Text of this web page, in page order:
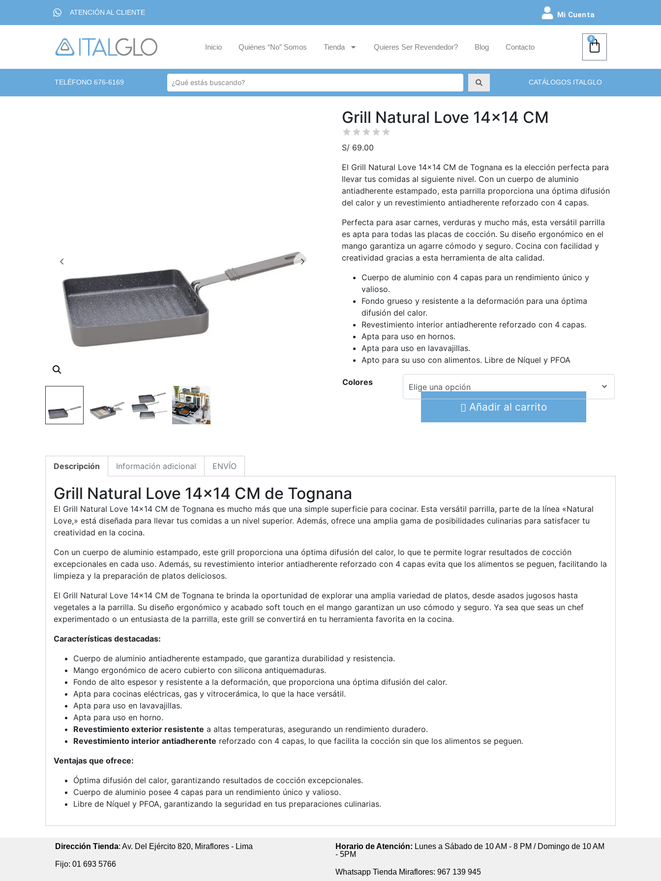
ATENCIÓN AL CLIENTE Mi Cuenta
Inicio Quiénes “No” Somos Tienda Quieres Ser Revendedor? Blog Contacto
0
TELÉFONO 676-6169 CATÁLOGOS ITALGLO
Grill Natural Love 14×14 CM
S/ 69.00
El Grill Natural Love 14×14 CM de Tognana es la elección perfecta para
llevar tus comidas al siguiente nivel. Con un cuerpo de aluminio
antiadherente estampado, esta parrilla proporciona una óptima difusión
del calor y un revestimiento antiadherente reforzado con 4 capas.
Perfecta para asar carnes, verduras y mucho más, esta versátil parrilla
es apta para todas las placas de cocción. Su diseño ergonómico en el
mango garantiza un agarre cómodo y seguro. Cocina con facilidad y
creatividad gracias a esta herramienta de alta calidad.
Cuerpo de aluminio con 4 capas para un rendimiento único y
valioso.
Fondo grueso y resistente a la deformación para una óptima
difusión del calor.
Revestimiento interior antiadherente reforzado con 4 capas.
Apta para uso en hornos.
Apta para uso en lavavajillas.
Apto para su uso con alimentos. Libre de Níquel y PFOA
Colores
Añadir al carrito
Descripción Información adicional ENVÍO
Grill Natural Love 14×14 CM de Tognana
El Grill Natural Love 14×14 CM de Tognana es mucho más que una simple superficie para cocinar. Esta versátil parrilla, parte de la línea «Natural
Love,» está diseñada para llevar tus comidas a un nivel superior. Además, ofrece una amplia gama de posibilidades culinarias para satisfacer tu
creatividad en la cocina.
Con un cuerpo de aluminio estampado, este grill proporciona una óptima difusión del calor, lo que te permite lograr resultados de cocción
excepcionales en cada uso. Además, su revestimiento interior antiadherente reforzado con 4 capas evita que los alimentos se peguen, facilitando la
limpieza y la preparación de platos deliciosos.
El Grill Natural Love 14×14 CM de Tognana te brinda la oportunidad de explorar una amplia variedad de platos, desde asados jugosos hasta
vegetales a la parrilla. Su diseño ergonómico y acabado soft touch en el mango garantizan un uso cómodo y seguro. Ya sea que seas un chef
experimentado o un entusiasta de la parrilla, este grill se convertirá en tu herramienta favorita en la cocina.
Características destacadas:
Cuerpo de aluminio antiadherente estampado, que garantiza durabilidad y resistencia.
Mango ergonómico de acero cubierto con silicona antiquemaduras.
Fondo de alto espesor y resistente a la deformación, que proporciona una óptima difusión del calor.
Apta para cocinas eléctricas, gas y vitrocerámica, lo que la hace versátil.
Apta para uso en lavavajillas.
Apta para uso en horno.
Revestimiento exterior resistente a altas temperaturas, asegurando un rendimiento duradero.
Revestimiento interior antiadherente reforzado con 4 capas, lo que facilita la cocción sin que los alimentos se peguen.
Ventajas que ofrece:
Óptima difusión del calor, garantizando resultados de cocción excepcionales.
Cuerpo de aluminio posee 4 capas para un rendimiento único y valioso.
Libre de Níquel y PFOA, garantizando la seguridad en tus preparaciones culinarias.
Dirección Tienda: Av. Del Ejército 820, Miraflores - Lima
Fijo: 01 693 5766
Horario de Atención: Lunes a Sábado de 10 AM - 8 PM / Domingo de 10 AM
- 5PM
Whatsapp Tienda Miraflores: 967 139 945